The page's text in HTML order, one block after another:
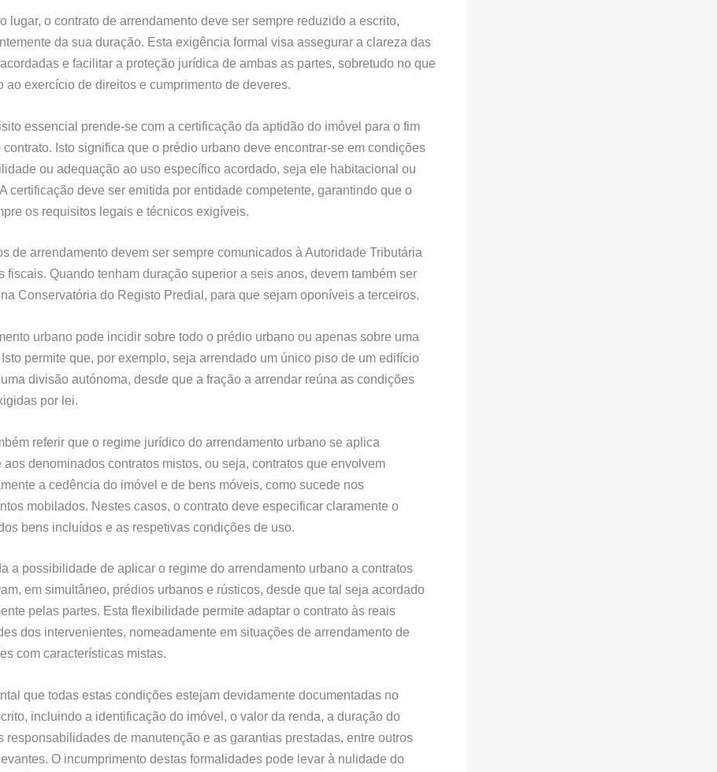
lugar, o contrato de arrendamento deve ser sempre reduzido a escrito,
da sua duração. Esta exigência formal visa assegurar a clareza das
e facilitar a proteção jurídica de ambas as partes, sobretudo no que
ao exercício de direitos e cumprimento de deveres.
essencial prende-se com a certificação da aptidão do imóvel para o fim
contrato. Isto significa que o prédio urbano deve encontrar-se em condições
ou adequação ao uso específico acordado, seja ele habitacional ou
certificação deve ser emitida por entidade competente, garantindo que o
os requisitos legais e técnicos exigíveis.
de arrendamento devem ser sempre comunicados à Autoridade Tributária
fiscais. Quando tenham duração superior a seis anos, devem também ser
Conservatória do Registo Predial, para que sejam oponíveis a terceiros.
urbano pode incidir sobre todo o prédio urbano ou apenas sobre uma
permite que, por exemplo, seja arrendado um único piso de um edifício
divisão autónoma, desde que a fração a arrendar reúna as condições
por lei.
referir que o regime jurídico do arrendamento urbano se aplica
aos denominados contratos mistos, ou seja, contratos que envolvem
a cedência do imóvel e de bens móveis, como sucede nos
mobilados. Nestes casos, o contrato deve especificar claramente o
bens incluídos e as respetivas condições de uso.
a possibilidade de aplicar o regime do arrendamento urbano a contratos
em simultâneo, prédios urbanos e rústicos, desde que tal seja acordado
pelas partes. Esta flexibilidade permite adaptar o contrato às reais
dos intervenientes, nomeadamente em situações de arrendamento de
com características mistas.
que todas estas condições estejam devidamente documentadas no
incluindo a identificação do imóvel, o valor da renda, a duração do
responsabilidades de manutenção e as garantias prestadas, entre outros
O incumprimento destas formalidades pode levar à nulidade do